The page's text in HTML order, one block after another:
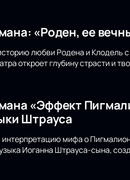
«Роден, ее
любви Родена и Клодель
откроет глубину страсти и
«Эффект
Штрауса
мифа о
Иоганна Штрауса-сына,